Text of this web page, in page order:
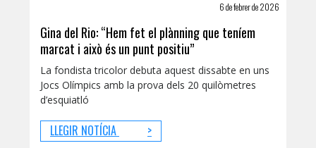
6 de febrer de 2026
Gina del Rio: “Hem fet el plànning que teníem
marcat i això és un punt positiu”
La fondista tricolor debuta aquest dissabte en uns
Jocs Olímpics amb la prova dels 20 quilòmetres
d’esquiatló
LLEGIR NOTÍCIA >